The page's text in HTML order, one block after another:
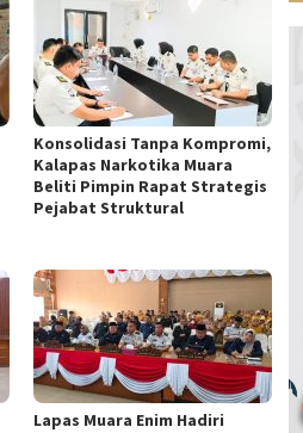
Konsolidasi Tanpa Kompromi,
Kalapas Narkotika Muara
Beliti Pimpin Rapat Strategis
Pejabat Struktural
Lapas Muara Enim Hadiri